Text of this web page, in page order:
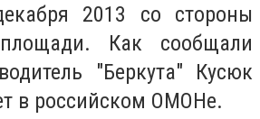
2013 со стороны
Как сообщали
"Беркута" Кусюк
в российском ОМОНе.